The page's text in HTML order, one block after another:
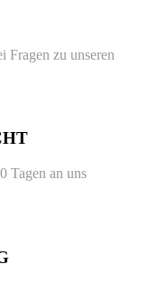
Fragen zu unseren
Tagen an uns